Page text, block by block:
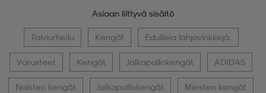
Asiaan liittyvä sisältö
Talviurheilu Kengät Edullisia lahjavinkkejä.
Varusteet Kengät Jalkapallokengät ADIDAS
Naisten kengät Jalkapallokengät Miesten kengät